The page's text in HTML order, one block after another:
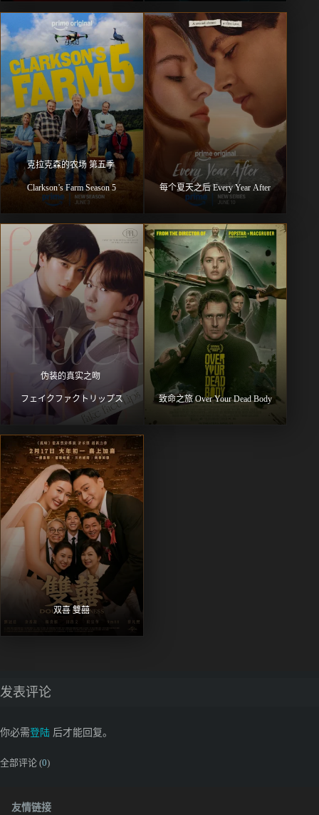
克拉克森的农场 第五季
Clarkson’s Farm Season 5 每个夏天之后 Every Year After
伪装的真实之吻
フェイクファクトリップス 致命之旅 Over Your Dead Body
双喜 雙囍
发表评论
你必需登陆 后才能回复。
全部评论 (0)
友情链接